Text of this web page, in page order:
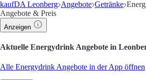
kaufDA Leonberg Angebote Getränke
Angebote & Preis
Anzeigen
Aktuelle Energydrink Angebote in
Alle Energydrink Angebote in der App öffnen